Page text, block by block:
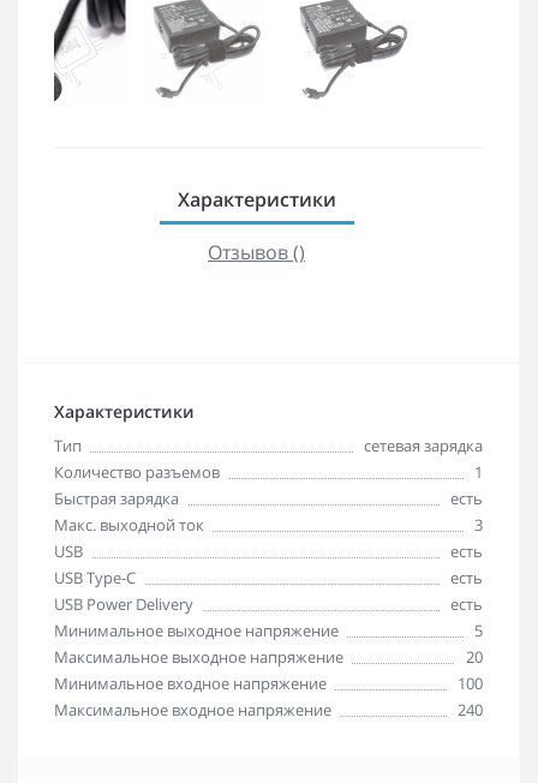
Характеристики
Отзывов ()
Характеристики
Тип
сетевая зарядка
Количество разъемов
1
Быстрая зарядка
есть
Макс. выходной ток
3
USB
есть
USB Type-C
есть
USB Power Delivery
есть
Минимальное выходное напряжение
5
Максимальное выходное напряжение
20
Минимальное входное напряжение
100
Максимальное входное напряжение
240